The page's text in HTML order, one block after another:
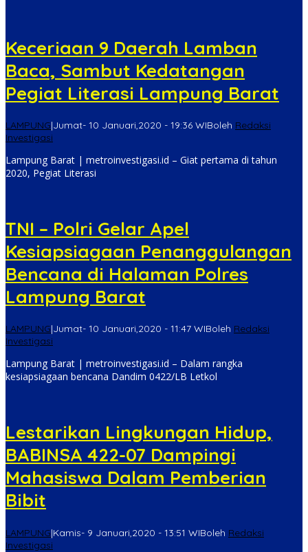
Keceriaan 9 Daerah Lamban
Baca, Sambut Kedatangan
Pegiat Literasi Lampung Barat
LAMPUNG|Jumat- 10 Januari,2020 - 19:36 WIBoleh Redaksi
Investigasi
Lampung Barat | metroinvestigasi.id – Giat pertama di tahun
2020, Pegiat Literasi
TNI – Polri Gelar Apel
Kesiapsiagaan Penanggulangan
Bencana di Halaman Polres
Lampung Barat
LAMPUNG|Jumat- 10 Januari,2020 - 11:47 WIBoleh Redaksi
Investigasi
Lampung Barat | metroinvestigasi.id – Dalam rangka
kesiapsiagaan bencana Dandim 0422/LB Letkol
Lestarikan Lingkungan Hidup,
BABINSA 422-07 Dampingi
Mahasiswa Dalam Pemberian
Bibit
LAMPUNG|Kamis- 9 Januari,2020 - 13:51 WIBoleh Redaksi
Investigasi